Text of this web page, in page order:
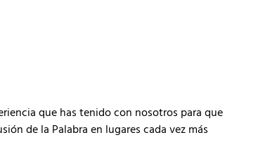
que has tenido con nosotros para que
de la Palabra en lugares cada vez más